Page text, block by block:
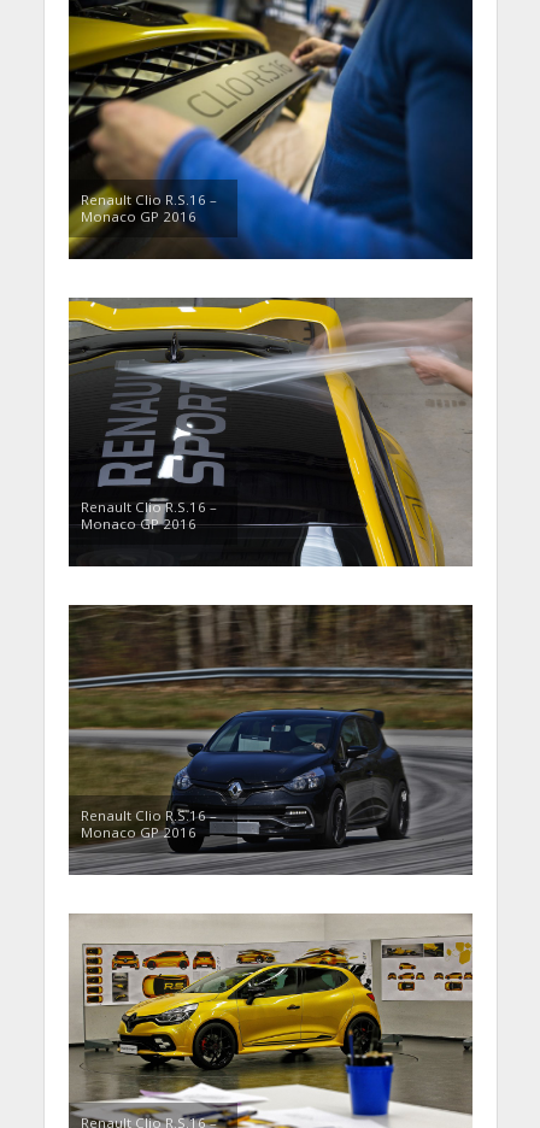
Renault Clio R.S.16 –
Monaco GP 2016
Renault Clio R.S.16 –
Monaco GP 2016
Renault Clio R.S.16 –
Monaco GP 2016
Renault Clio R.S.16 –